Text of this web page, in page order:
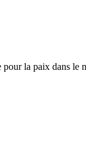
la paix dans le